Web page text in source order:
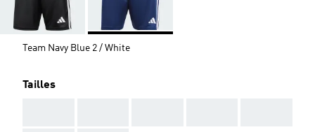
Team Navy Blue 2 / White
Tailles